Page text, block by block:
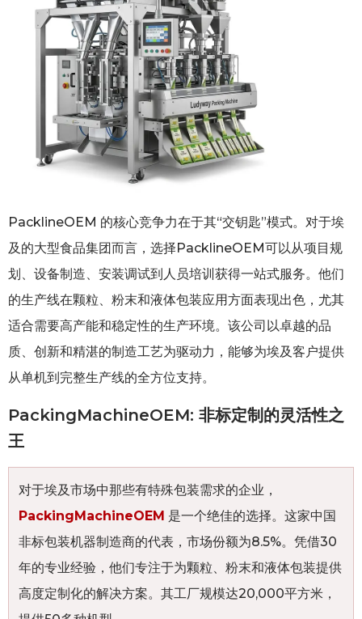
PacklineOEM 的核心竞争力在于其“交钥匙”模式。对于埃
及的大型食品集团而言，选择PacklineOEM可以从项目规
划、设备制造、安装调试到人员培训获得一站式服务。他们
的生产线在颗粒、粉末和液体包装应用方面表现出色，尤其
适合需要高产能和稳定性的生产环境。该公司以卓越的品
质、创新和精湛的制造工艺为驱动力，能够为埃及客户提供
从单机到完整生产线的全方位支持。
PackingMachineOEM: 非标定制的灵活性之
王
对于埃及市场中那些有特殊包装需求的企业，
PackingMachineOEM 是一个绝佳的选择。这家中国
非标包装机器制造商的代表，市场份额为8.5%。凭借30
年的专业经验，他们专注于为颗粒、粉末和液体包装提供
高度定制化的解决方案。其工厂规模达20,000平方米，